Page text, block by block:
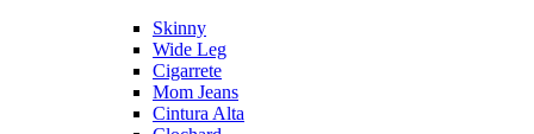
Skinny
Wide Leg
Cigarrete
Mom Jeans
Cintura Alta